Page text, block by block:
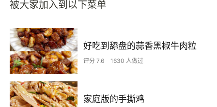
被大家加入到以下菜单
好吃到舔盘的蒜香黑椒牛肉粒
评分 7.6 1630 人做过
家庭版的手撕鸡